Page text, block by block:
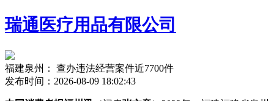
瑞通医疗用品有限公司
福建泉州： 查办违法经营案件近7700件
发布时间：2026-08-09 18:02:43